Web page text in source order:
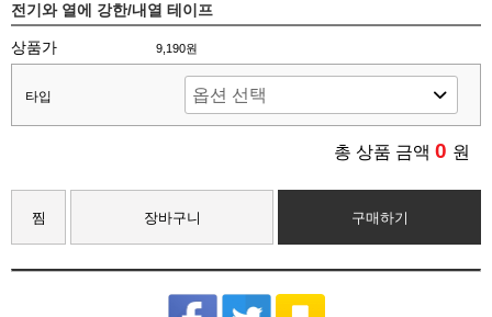
전기와 열에 강한/내열 테이프
상품가 9,190원
타입
총 상품 금액 0 원
찜 장바구니 구매하기